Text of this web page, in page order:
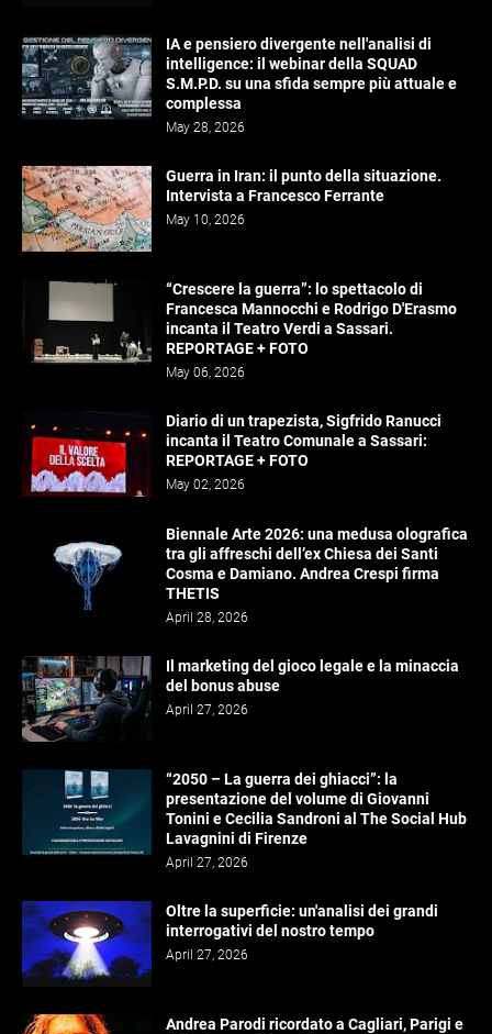
IA e pensiero divergente nell'analisi di
intelligence: il webinar della SQUAD
S.M.P.D. su una sfida sempre più attuale e
complessa
May 28, 2026
Guerra in Iran: il punto della situazione.
Intervista a Francesco Ferrante
May 10, 2026
“Crescere la guerra”: lo spettacolo di
Francesca Mannocchi e Rodrigo D'Erasmo
incanta il Teatro Verdi a Sassari.
REPORTAGE + FOTO
May 06, 2026
Diario di un trapezista, Sigfrido Ranucci
incanta il Teatro Comunale a Sassari:
REPORTAGE + FOTO
May 02, 2026
Biennale Arte 2026: una medusa olografica
tra gli affreschi dell’ex Chiesa dei Santi
Cosma e Damiano. Andrea Crespi firma
THETIS
April 28, 2026
Il marketing del gioco legale e la minaccia
del bonus abuse
April 27, 2026
“2050 – La guerra dei ghiacci”: la
presentazione del volume di Giovanni
Tonini e Cecilia Sandroni al The Social Hub
Lavagnini di Firenze
April 27, 2026
Oltre la superficie: un'analisi dei grandi
interrogativi del nostro tempo
April 27, 2026
Andrea Parodi ricordato a Cagliari, Parigi e